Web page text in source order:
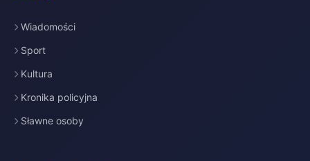
Wiadomości
Sport
Kultura
Kronika policyjna
Sławne osoby